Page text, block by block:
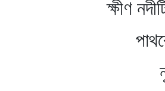
ক্ষীণ
পাথরের
নুড়ি